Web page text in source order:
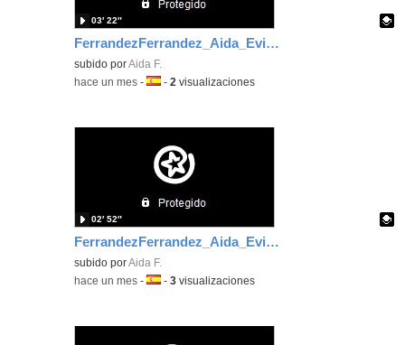
FerrandezFerrandez_Aida_EvidenciaArea_6
Contenido educativo.
subido porAida F.
03′ 22″
-hace un mes -Idioma:
-2 visualizaciones
FerrandezFerrandez_Aida_EvidenciaArea_5
Contenido educativo.
subido porAida F.
02′ 52″
-hace un mes -Idioma:
-3 visualizaciones